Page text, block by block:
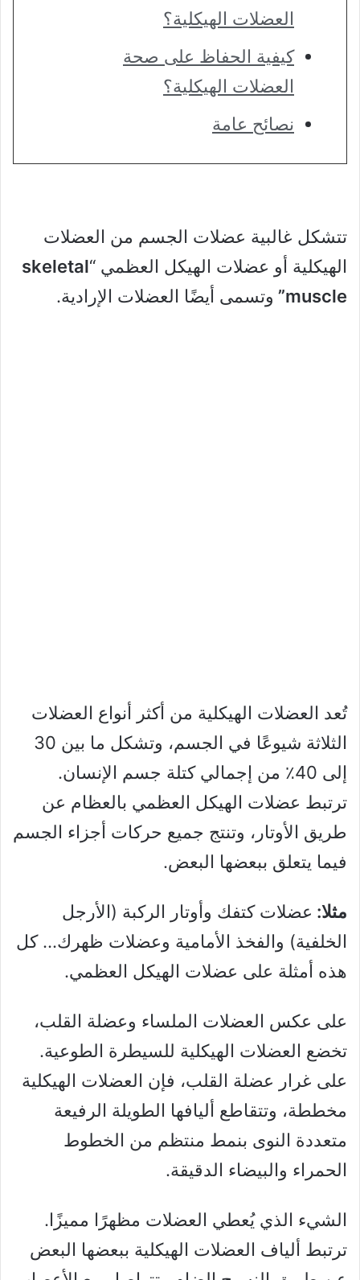
العضلات الهيكلية؟
كيفية الحفاظ على صحة
العضلات الهيكلية؟
نصائح عامة
تتشكل غالبية عضلات الجسم من العضلات
الهيكلية أو عضلات الهيكل العظمي “skeletal
muscle”
وتسمى أيضًا العضلات الإرادية.
تُعد العضلات الهيكلية من أكثر أنواع العضلات
الثلاثة شيوعًا في الجسم، وتشكل ما بين 30
إلى 40٪ من إجمالي كتلة جسم الإنسان.
ترتبط عضلات الهيكل العظمي بالعظام عن
طريق الأوتار، وتنتج جميع حركات أجزاء الجسم
فيما يتعلق ببعضها البعض.
مثلا: عضلات كتفك وأوتار الركبة (الأرجل
الخلفية) والفخذ الأمامية وعضلات ظهرك… كل
هذه أمثلة على عضلات الهيكل العظمي.
على عكس العضلات الملساء وعضلة القلب،
تخضع العضلات الهيكلية للسيطرة الطوعية.
على غرار عضلة القلب، فإن العضلات الهيكلية
مخططة، وتتقاطع أليافها الطويلة الرفيعة
متعددة النوى بنمط منتظم من الخطوط
الحمراء والبيضاء الدقيقة.
الشيء الذي يُعطي العضلات مظهرًا مميزًا.
ترتبط ألياف العضلات الهيكلية ببعضها البعض